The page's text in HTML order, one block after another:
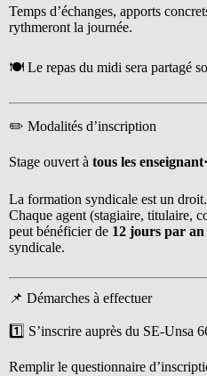
Temps d’échanges, apports
rythmeront la journée.
🍽️ Le repas du midi sera partagé
✏️ Modalités d’inscription
Stage ouvert à tous les
La formation syndicale est un droit.
Chaque agent (stagiaire, titulaire,
peut bénéficier de 12 jours par an
syndicale.
📌 Démarches à effectuer
1️⃣ S’inscrire auprès du SE-Unsa
Remplir le questionnaire